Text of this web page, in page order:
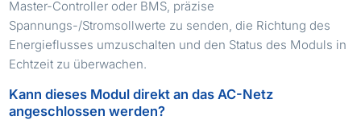
Master-Controller oder BMS, präzise
Spannungs-/Stromsollwerte zu senden, die Richtung des
Energieflusses umzuschalten und den Status des Moduls in
Echtzeit zu überwachen.
Kann dieses Modul direkt an das AC-Netz
angeschlossen werden?